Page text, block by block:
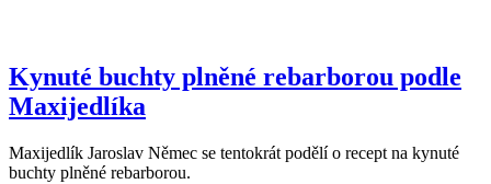
Kynuté buchty plněné rebarborou podle
Maxijedlíka
Maxijedlík Jaroslav Němec se tentokrát podělí o recept na kynuté
buchty plněné rebarborou.